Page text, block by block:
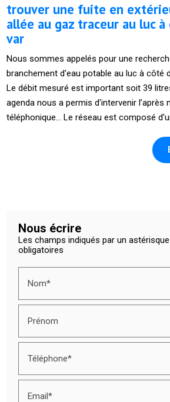
trouver une fuite en
allée au gaz traceur au luc
var
Nous sommes appelés pour une
branchement d'eau potable au luc à côté
Le débit mesuré est important soit 39
agenda nous a permis d'intervenir l’après
téléphonique... Le réseau est composé
Nous écrire
Les champs indiqués par un
obligatoires
Nom*
Prénom
Téléphone*
Email*